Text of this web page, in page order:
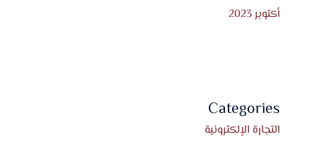
أكتوبر 2023
Categories
التجارة الإلكترونية